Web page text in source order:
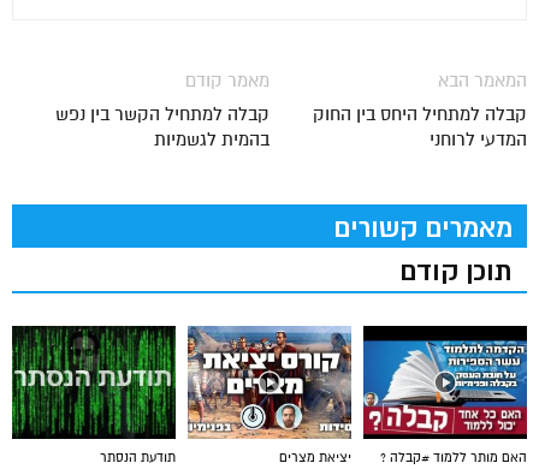
מאמר קודם
קבלה למתחיל הקשר בין נפש
בהמית לגשמיות
המאמר הבא
קבלה למתחיל היחס בין החוק
המדעי לרוחני
מאמרים קשורים
תוכן קודם
תודעת הנסתר יציאת מצרים
האם מותר ללמוד #קבלה ?